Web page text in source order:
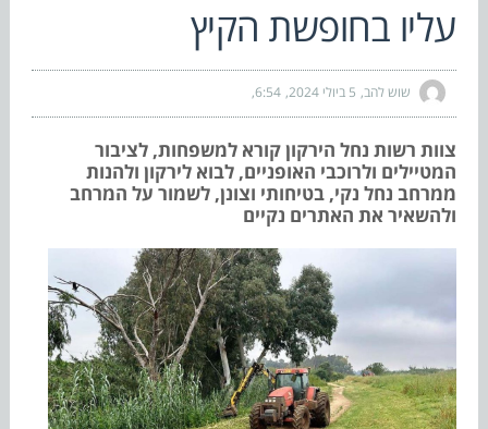
עליו בחופשת הקיץ
שוש להב 5 ביולי 2024 6:54
צוות רשות נחל הירקון קורא למשפחות, לציבור
המטיילים ולרוכבי האופניים, לבוא לירקון ולהנות
ממרחב נחל נקי, בטיחותי וצונן, לשמור על המרחב
ולהשאיר את האתרים נקיים